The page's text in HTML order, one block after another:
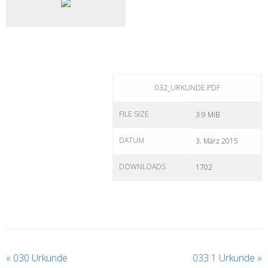
032_URKUNDE.PDF
FILE SIZE 3.9 MiB
DATUM 3. März 2015
DOWNLOADS 1702
« 030 Urkunde 033 1 Urkunde »